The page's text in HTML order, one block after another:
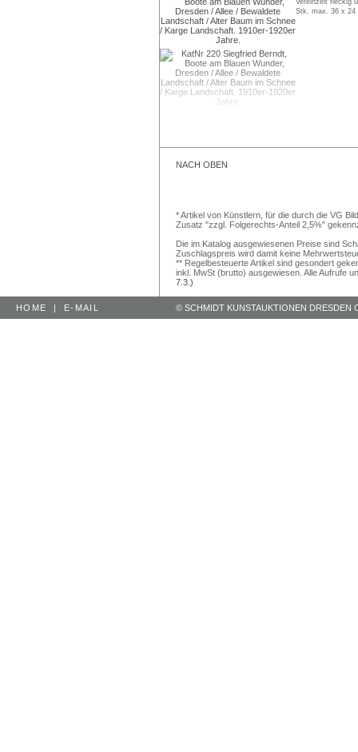
Vereinzelt fleckig
Stk. max. 36 x
NACH OBEN
* Artikel von Künstlern, für die durch die VG
Zusatz "zzgl. Folgerechts-Anteil 2,5%"
Die im Katalog ausgewiesenen Preise sind
Zuschlagspreis wird damit keine
** Regelbesteuerte Artikel sind gesondert
inkl. MwSt (brutto) ausgewiesen. Alle Aufrufe
7.3.)
HOME | E-MAIL © SCHMIDT KUNSTAUKTIONEN DRESDEN